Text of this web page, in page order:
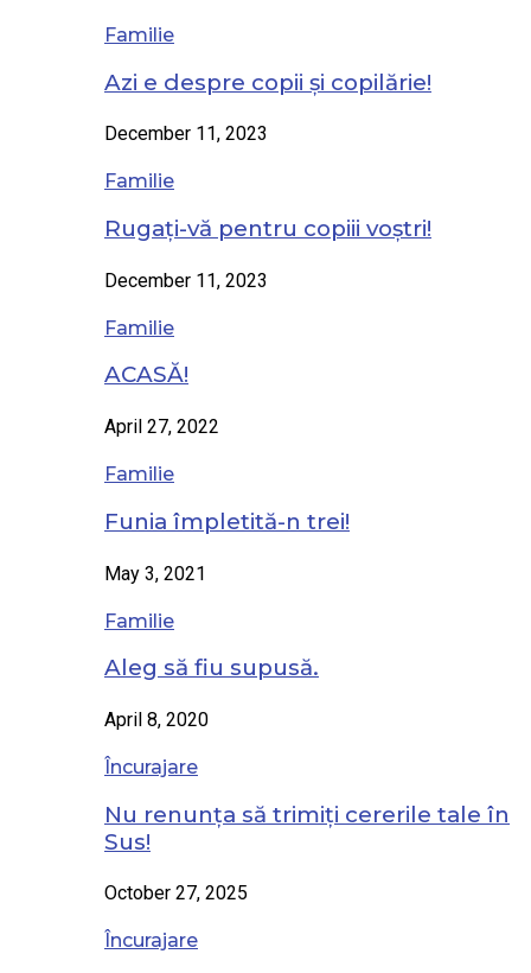
Familie
Azi e despre copii și copilărie!
December 11, 2023
Familie
Rugați-vă pentru copiii voștri!
December 11, 2023
Familie
ACASĂ!
April 27, 2022
Familie
Funia împletită-n trei!
May 3, 2021
Familie
Aleg să fiu supusă.
April 8, 2020
Încurajare
Nu renunța să trimiți cererile tale în
Sus!
October 27, 2025
Încurajare